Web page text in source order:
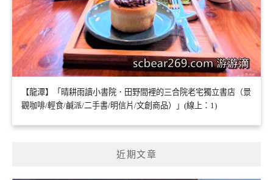
【龍潭】「晴耕雨讀小書院．田野間裡的三合院老宅獨立書店（景
觀咖啡/輕食/鹹派/二手書/明信片/文創商品）」(線上：1)
近期文章